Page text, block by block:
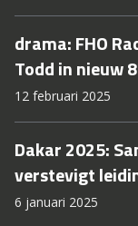
drama: FHO
Todd in nieuw
12 februari 2025
Dakar 2025:
verstevigt
6 januari 2025